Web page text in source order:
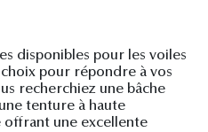
disponibles pour les voiles
pour répondre à vos
recherchiez une bâche
tenture à haute
offrant une excellente